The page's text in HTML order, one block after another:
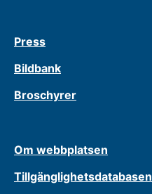
Press
Bildbank
Broschyrer
Om webbplatsen
Tillgänglighetsdatabasen